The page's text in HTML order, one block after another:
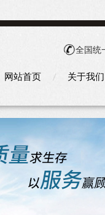
全国统
网站首页 关于我们